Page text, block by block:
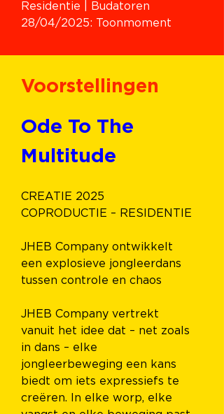
Residentie | Budatoren
28/04/2025: Toonmoment
Voorstellingen
Ode To The
Multitude
CREATIE 2025
COPRODUCTIE – RESIDENTIE
JHEB Company ontwikkelt
een explosieve jongleerdans
tussen controle en chaos
JHEB Company vertrekt
vanuit het idee dat – net zoals
in dans – elke
jongleerbeweging een kans
biedt om iets expressiefs te
creëren. In elke worp, elke